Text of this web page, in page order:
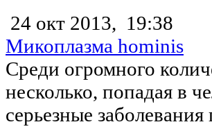
24 окт 2013, 19:38
Микоплазма hominis
Среди огромного
несколько, попадая в
серьезные